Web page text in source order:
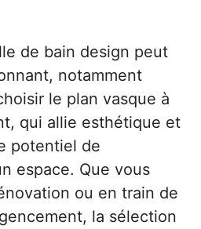
de bain design peut
notamment
le plan vasque à
qui allie esthétique et
potentiel de
espace. Que vous
ou en train de
la sélection